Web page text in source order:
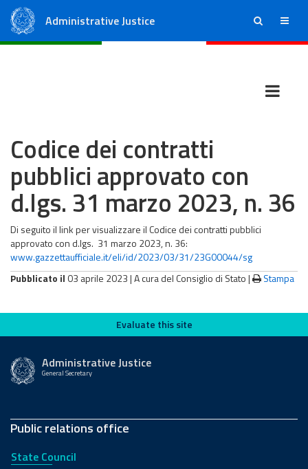
Administrative Justice ricerca menu
Codice dei contratti
pubblici approvato con
d.lgs. 31 marzo 2023, n. 36
Di seguito il link per visualizzare il Codice dei contratti pubblici
approvato con d.lgs. 31 marzo 2023, n. 36:
www.gazzettaufficiale.it/eli/id/2023/03/31/23G00044/sg
Pubblicato il 03 aprile 2023 |A cura del Consiglio di Stato| Stampa
Evaluate this siteEvaluate this site
Administrative Justice
General Secretary
Public relations office
State Council